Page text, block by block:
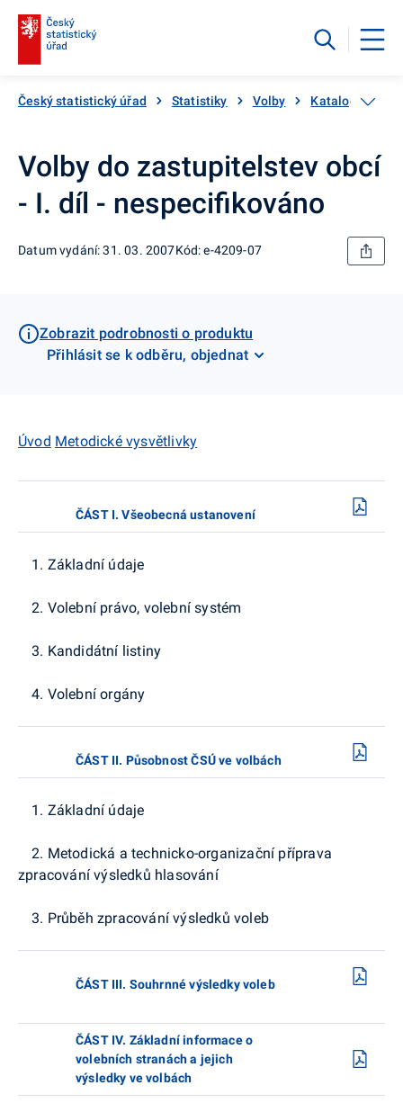
Český statistický úřad Statistiky Volby Katalog
Volby do zastupitelstev obcí
- I. díl - nespecifikováno
Datum vydání: 31. 03. 2007Kód: e-4209-07
Zobrazit podrobnosti o produktu
Přihlásit se k odběru, objednat
Úvod Metodické vysvětlivky
ČÁST I. Všeobecná ustanovení
1. Základní údaje
2. Volební právo, volební systém
3. Kandidátní listiny
4. Volební orgány
ČÁST II. Působnost ČSÚ ve volbách
1. Základní údaje
2. Metodická a technicko-organizační příprava
zpracování výsledků hlasování
3. Průběh zpracování výsledků voleb
ČÁST III. Souhrnné výsledky voleb
ČÁST IV. Základní informace o
volebních stranách a jejich
výsledky ve volbách